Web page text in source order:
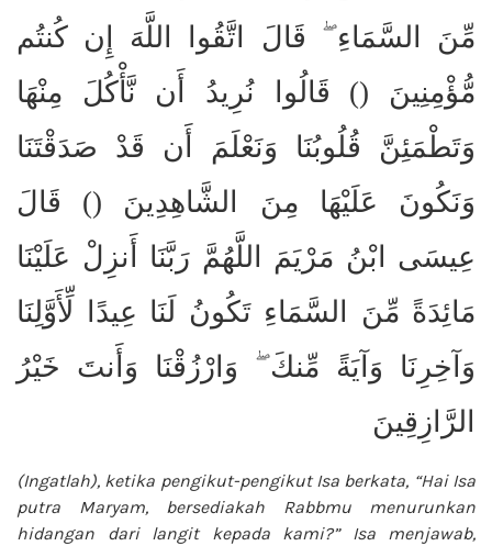
مِّنَ السَّمَاءِ ۖ قَالَ اتَّقُوا اللَّهَ إِن كُنتُم
مُّؤْمِنِينَ () قَالُوا نُرِيدُ أَن نَّأْكُلَ مِنْهَا
وَتَطْمَئِنَّ قُلُوبُنَا وَنَعْلَمَ أَن قَدْ صَدَقْتَنَا
وَنَكُونَ عَلَيْهَا مِنَ الشَّاهِدِينَ () قَالَ
عِيسَى ابْنُ مَرْيَمَ اللَّهُمَّ رَبَّنَا أَنزِلْ عَلَيْنَا
مَائِدَةً مِّنَ السَّمَاءِ تَكُونُ لَنَا عِيدًا لِّأَوَّلِنَا
وَآخِرِنَا وَآيَةً مِّنكَ ۖ وَارْزُقْنَا وَأَنتَ خَيْرُ
الرَّازِقِينَ
(Ingatlah), ketika pengikut-pengikut Isa berkata, “Hai Isa
putra Maryam, bersediakah Rabbmu menurunkan
hidangan dari langit kepada kami?” Isa
menjawab,